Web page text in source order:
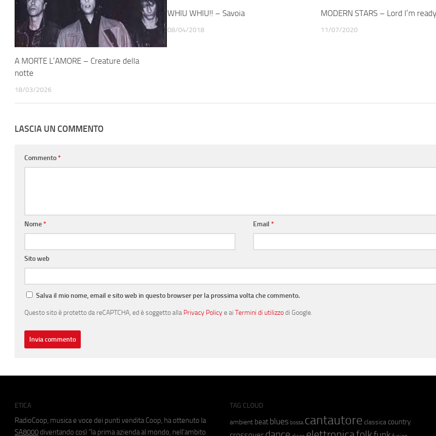
A MORTE L’AMORE – Creature della
notte
18/03/2026
WHIU WHIU!! – Savoia
08/04/2018
MODERN STARS – Lord I’m ready
11/07/2020
LASCIA UN COMMENTO
Commento*
Nome* Email*
Sito web
Salva il mio nome, email e sito web in questo browser per la prossima volta che commento.
Questo sito è protetto da reCAPTCHA, ed è soggetto alla Privacy Policye ai Termini di utilizzodi Google.
ETICA
RadioCoop, musica e voce dei punti vendita Coop, ha ottenuto la
SA8000 diventando così "la prima azienda al mondo, nell'ambito
TAG CLOUD
ambient beat blues bossa cantautore classica country